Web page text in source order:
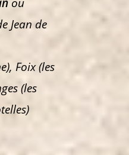
Jean de
Foix (les
(les